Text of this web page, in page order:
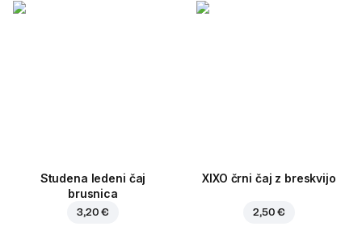
Studena ledeni čaj
brusnica
3,20 €
XIXO črni čaj z breskvijo
2,50 €